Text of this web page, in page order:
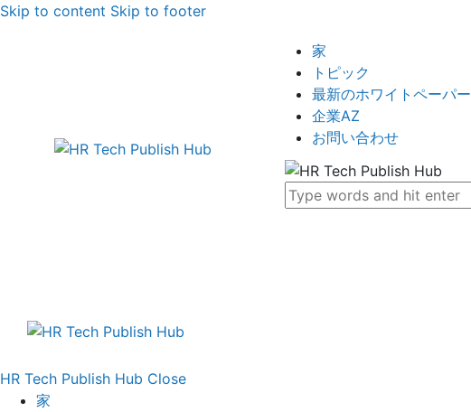
Skip to content Skip to footer
家
トピック
最新のホワイトペーパー
企業AZ
お問い合わせ
HR Tech Publish Hub Close
家